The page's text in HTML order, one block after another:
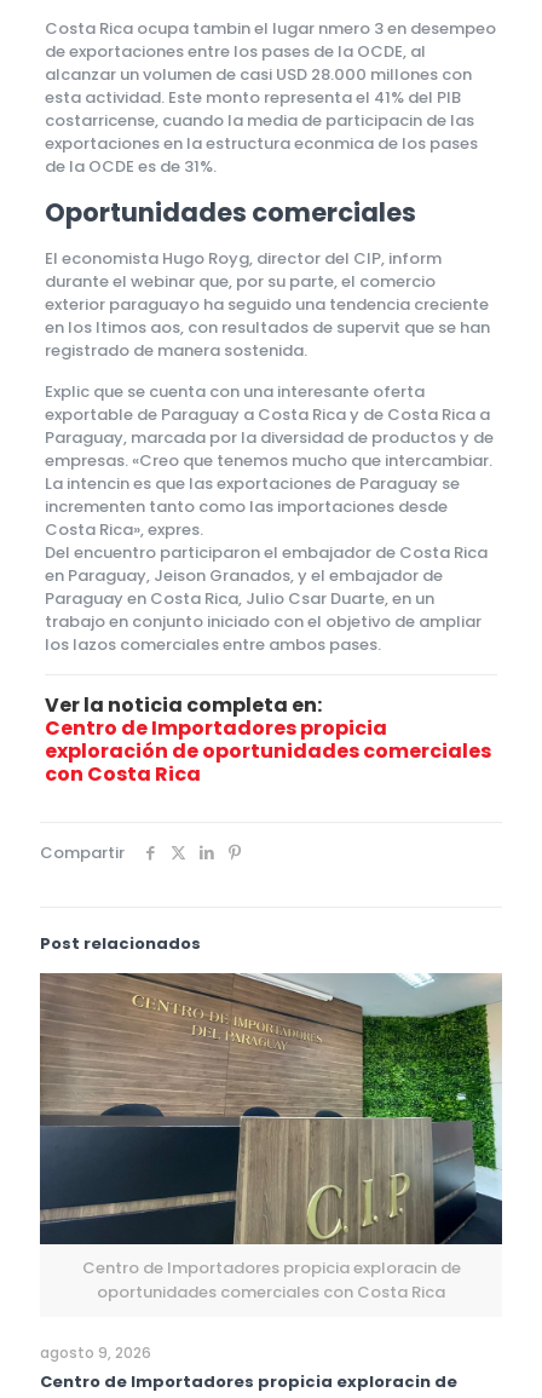
Costa Rica ocupa tambin el lugar nmero 3 en desempeo
de exportaciones entre los pases de la OCDE, al
alcanzar un volumen de casi USD 28.000 millones con
esta actividad. Este monto representa el 41% del PIB
costarricense, cuando la media de participacin de las
exportaciones en la estructura econmica de los pases
de la OCDE es de 31%.
Oportunidades comerciales
El economista Hugo Royg, director del CIP, inform
durante el webinar que, por su parte, el comercio
exterior paraguayo ha seguido una tendencia creciente
en los ltimos aos, con resultados de supervit que se han
registrado de manera sostenida.
Explic que se cuenta con una interesante oferta
exportable de Paraguay a Costa Rica y de Costa Rica a
Paraguay, marcada por la diversidad de productos y de
empresas. «Creo que tenemos mucho que intercambiar.
La intencin es que las exportaciones de Paraguay se
incrementen tanto como las importaciones desde
Costa Rica», expres.
Del encuentro participaron el embajador de Costa Rica
en Paraguay, Jeison Granados, y el embajador de
Paraguay en Costa Rica, Julio Csar Duarte, en un
trabajo en conjunto iniciado con el objetivo de ampliar
los lazos comerciales entre ambos pases.
Ver la noticia completa en:
Centro de Importadores propicia
exploración de oportunidades comerciales
con Costa Rica
Compartir
Post relacionados
Centro de Importadores propicia exploracin de
oportunidades comerciales con Costa Rica
agosto 9, 2026
Centro de Importadores propicia exploracin de